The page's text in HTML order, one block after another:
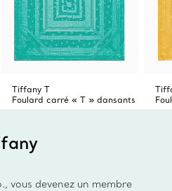
Tiffany T
Foulard carré « T » dansants
vous devenez un membre